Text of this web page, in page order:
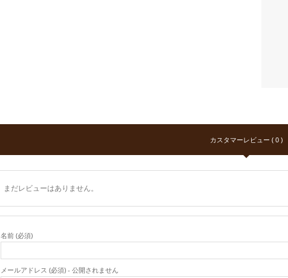
カスタマーレビュー ( 0 )
まだレビューはありません。
名前 (必須)
メールアドレス (必須) - 公開されません